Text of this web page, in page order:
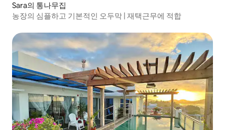
Sara의 통나무집
농장의 심플하고 기본적인 오두막 | 재택근무에 적합